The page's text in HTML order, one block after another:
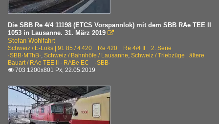
Die SBB Re 4/4 11198 (ETCS Vorspannlok) mit dem SBB RAe TEE II
1053 in Lausanne. 31. März 2019 
Stefan Wohlfahrt
Schweiz / E-Loks | 91 85 / 4 420 Re 420 Re 4/4 II 2. Serie
·SBB·MThB·, Schweiz / Bahnhöfe / Lausanne, Schweiz / Triebzüge | ältere
Bauart / RAe TEE II · RABe EC ·SBB·
 703 1200x801 Px, 22.05.2019